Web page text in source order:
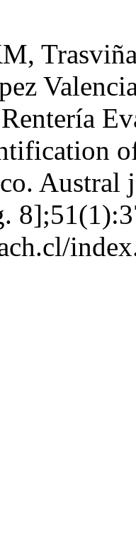
Austral